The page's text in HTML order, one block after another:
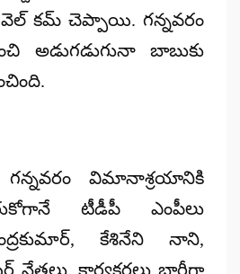
వెల్ కమ్ చెప్పాయి. గన్నవరం
అడుగడుగునా బాబుకు
గన్నవరం విమానాశ్రయానికి
టీడీపీ ఎంపీలు
కేశినేని నాని,
కార్యకర్తలు భారీగా